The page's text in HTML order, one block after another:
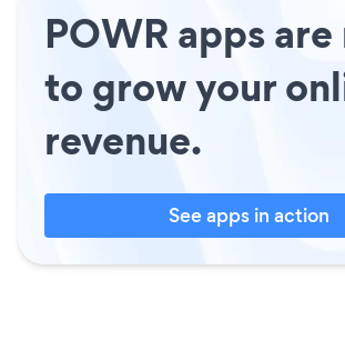
POWR apps
to grow your
revenue.
See apps in action